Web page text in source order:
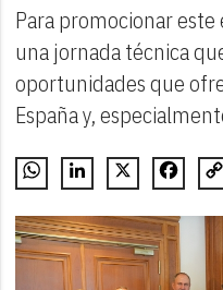
Para promocionar
una jornada técnica
oportunidades que
España y,
WhatsAppLinkedIn
X